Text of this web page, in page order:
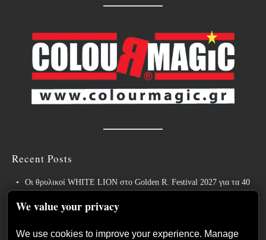
Recent Posts
Οι θρυλικοί WHITE LION στο Golden R. Festival 2027 για τα 40
Ανταπόκριση: Hills Of Rock 2026, Plovdiv BG – Day 3. Paradise
We value your privacy
We use cookies to improve your experience. Manage